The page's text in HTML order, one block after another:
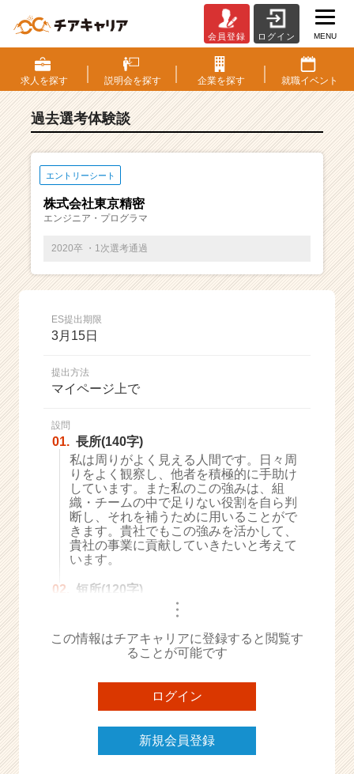
S・
選
考
験
ベ
ン
チ
ー・
成
ス
ト
が
届
く
就
活
サ
チ
ャ
リ
r
会員登録 ログイン MENU
求人を探す 説明会を探す 企業を探す 就職イベント
過去選考体験談
エントリーシート
株式会社東京精密
エンジニア・プログラマ
2020卒 ・1次選考通過
ES提出期限
3月15日
提出方法
マイページ上で
設問
01. 長所(140字)
私は周りがよく見える人間です。日々周
りをよく観察し、他者を積極的に手助け
しています。また私のこの強みは、組
織・チームの中で足りない役割を自ら判
断し、それを補うために用いることがで
きます。貴社でもこの強みを活かして、
貴社の事業に貢献していきたいと考えて
います。
02.
短所(120字)
・・・
この情報はチアキャリアに登録すると閲覧す
ることが可能です
ログイン
新規会員登録